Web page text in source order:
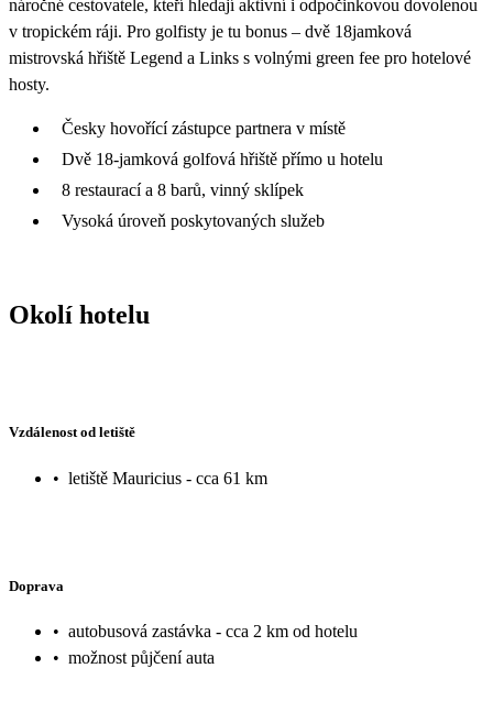
náročné cestovatele, kteří hledají aktivní i odpočinkovou dovolenou
v tropickém ráji. Pro golfisty je tu bonus – dvě 18jamková
mistrovská hřiště Legend a Links s volnými green fee pro hotelové
hosty.
Česky hovořící zástupce partnera v místě
Dvě 18-jamková golfová hřiště přímo u hotelu
8 restaurací a 8 barů, vinný sklípek
Vysoká úroveň poskytovaných služeb
Okolí hotelu
Vzdálenost od letiště
• letiště Mauricius - cca 61 km
Doprava
• autobusová zastávka - cca 2 km od hotelu
• možnost půjčení auta